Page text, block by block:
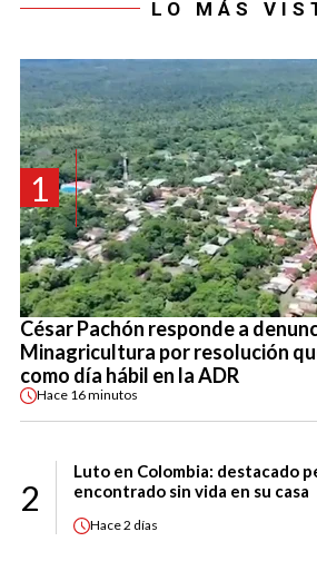
LO MÁS
1
César Pachón responde a
Minagricultura por resolución
como día hábil en la ADR
Hace 16 minutos
2
Luto en Colombia: destacado
encontrado sin vida en su casa
Hace2 días